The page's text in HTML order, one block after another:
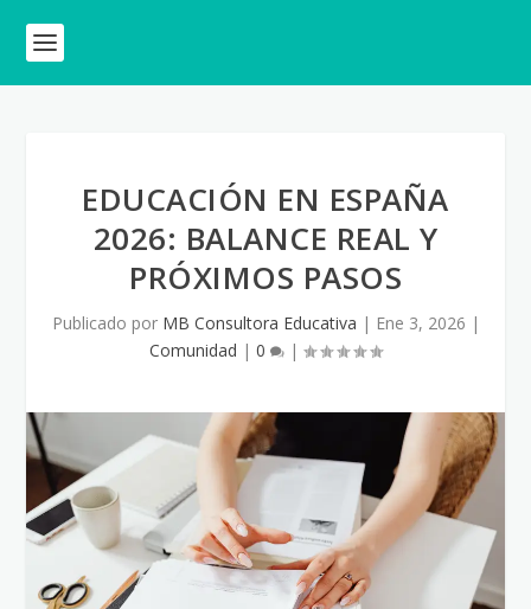
EDUCACIÓN EN ESPAÑA
2026: BALANCE REAL Y
PRÓXIMOS PASOS
Publicado por MB Consultora Educativa | Ene 3, 2026 |
Comunidad | 0 |